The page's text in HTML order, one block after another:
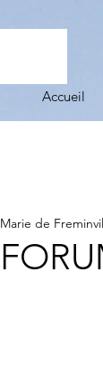
Accueil
Marie de